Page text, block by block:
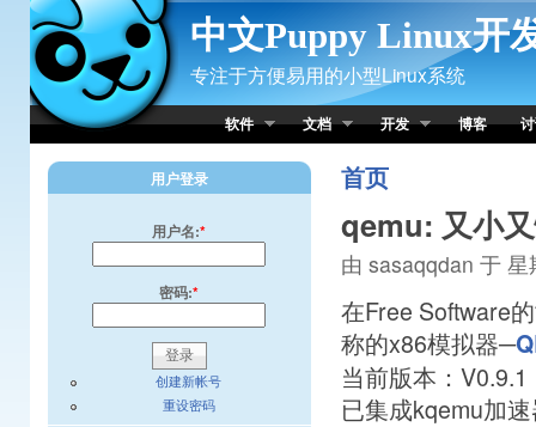
Skip to Content
中文Puppy Linux开
专注于方便易用的小型Linux系统
软件 文档 开发 博客
首页
qemu: 又小
由 sasaqqdan 于
在Free Software
称的x86模拟器─
当前版本：
已集成kqemu加
用户登录
用户名:*
密码:*
创建新帐号
重设密码